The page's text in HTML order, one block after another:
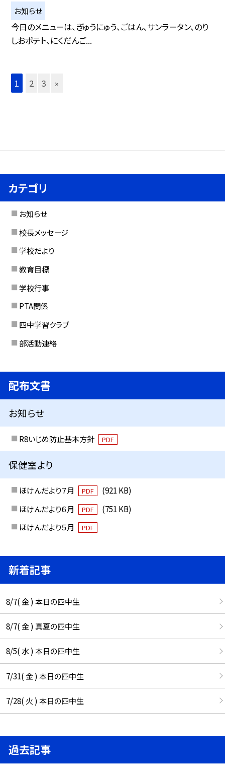
お知らせ
今日のメニューは、ぎゅうにゅう、ごはん、サンラータン、のり
しおポテト、にくだんご...
1 2 3 »
カテゴリ
お知らせ
校長メッセージ
学校だより
教育目標
学校行事
PTA関係
四中学習クラブ
部活動連絡
配布文書
お知らせ
R8いじめ防止基本方針 PDF
保健室より
ほけんだより７月 PDF
(921 KB)
ほけんだより６月
PDF
(751 KB)
ほけんだより５月
PDF
新着記事
8/7( 金 ) 本日の四中生
8/7( 金 ) 真夏の四中生
8/5( 水 ) 本日の四中生
7/31( 金 ) 本日の四中生
7/28( 火 ) 本日の四中生
過去記事